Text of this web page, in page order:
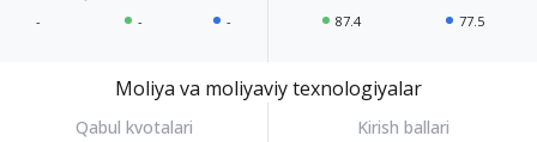
- - - 87.4 77.5
Moliya va moliyaviy texnologiyalar